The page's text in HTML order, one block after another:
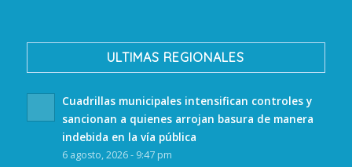
ULTIMAS REGIONALES
Cuadrillas municipales intensifican controles y
sancionan a quienes arrojan basura de manera
indebida en la vía pública
6 agosto, 2026 - 9:47 pm